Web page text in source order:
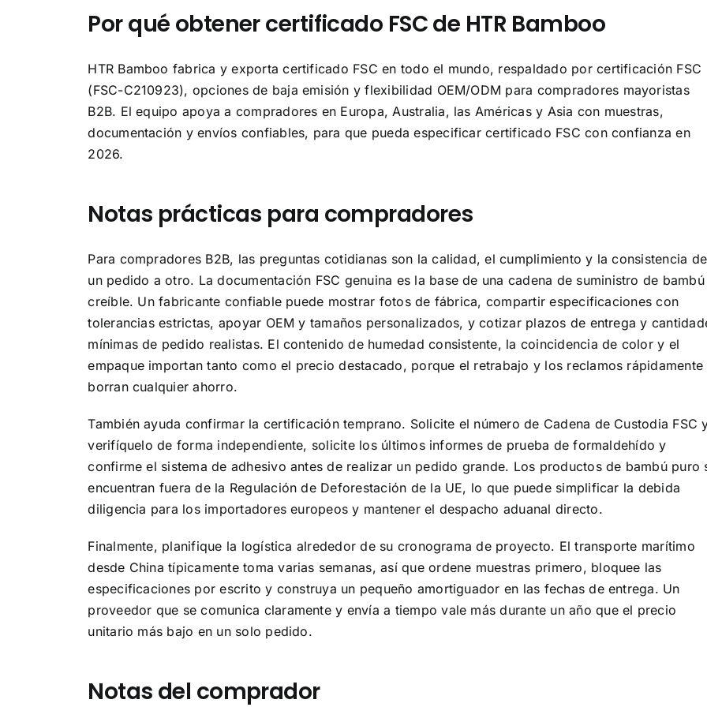
Por qué obtener certificado FSC de HTR Bamboo
HTR Bamboo fabrica y exporta certificado FSC en todo el mundo, respaldado por certificación FSC
(FSC-C210923), opciones de baja emisión y flexibilidad OEM/ODM para compradores mayoristas
B2B. El equipo apoya a compradores en Europa, Australia, las Américas y Asia con muestras,
documentación y envíos confiables, para que pueda especificar certificado FSC con confianza en
2026.
Notas prácticas para compradores
Para compradores B2B, las preguntas cotidianas son la calidad, el cumplimiento y la consistencia de
un pedido a otro. La documentación FSC genuina es la base de una cadena de suministro de bambú
creíble. Un fabricante confiable puede mostrar fotos de fábrica, compartir especificaciones con
tolerancias estrictas, apoyar OEM y tamaños personalizados, y cotizar plazos de entrega y
mínimas de pedido realistas. El contenido de humedad consistente, la coincidencia de color y el
empaque importan tanto como el precio destacado, porque el retrabajo y los reclamos rápidamente
borran cualquier ahorro.
También ayuda confirmar la certificación temprano. Solicite el número de Cadena de Custodia FSC
verifíquelo de forma independiente, solicite los últimos informes de prueba de formaldehído y
confirme el sistema de adhesivo antes de realizar un pedido grande. Los productos de bambú puro
encuentran fuera de la Regulación de Deforestación de la UE, lo que puede simplificar la debida
diligencia para los importadores europeos y mantener el despacho aduanal directo.
Finalmente, planifique la logística alrededor de su cronograma de proyecto. El transporte marítimo
desde China típicamente toma varias semanas, así que ordene muestras primero, bloquee las
especificaciones por escrito y construya un pequeño amortiguador en las fechas de entrega. Un
proveedor que se comunica claramente y envía a tiempo vale más durante un año que el precio
unitario más bajo en un solo pedido.
Notas del comprador